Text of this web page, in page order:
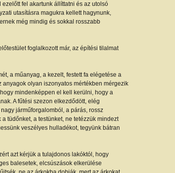
fel akartunk állíttatni és az utolsó
utasításra magukra kellett hagynunk,
még mindig és sokkal rosszabb
foglalkozott már, az építési tilalmat
a műanyag, a kezelt, festett fa elégetése a
olyan iszonyatos mértékben mérgezik
mindenképpen el kell kerülni, hogy a
A fűtési szezon elkezdődött, elég
járműforgalomból, a párás, rossz
tüdőnket, a testünket, ne tetézzük mindezt
veszélyes hulladékot, tegyünk bátran
azt kérjük a tulajdonos lakóktól, hogy
balesetek, elcsúszások elkerülése